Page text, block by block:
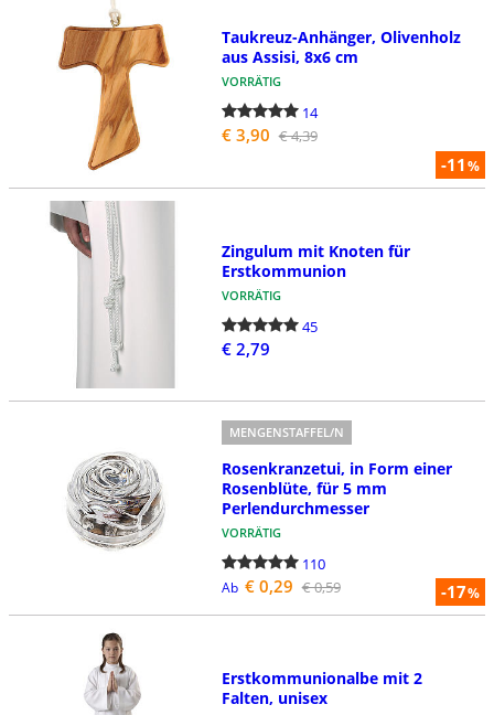
-11%
Taukreuz-Anhänger, Olivenholz
aus Assisi, 8x6 cm
VORRÄTIG
14
€ 3,90 € 4,39
Zingulum mit Knoten für
Erstkommunion
VORRÄTIG
45
€ 2,79
-17%
MENGENSTAFFEL/N
Rosenkranzetui, in Form einer
Rosenblüte, für 5 mm
Perlendurchmesser
VORRÄTIG
110
Ab € 0,29 € 0,59
Erstkommunionalbe mit 2
Falten, unisex